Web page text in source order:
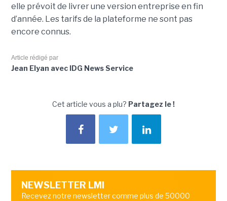
elle prévoit de livrer une version entreprise en fin
d’année. Les tarifs de la plateforme ne sont pas
encore connus.
Article rédigé par
Jean Elyan avec IDG News Service
Cet article vous a plu? Partagez le !
NEWSLETTER LMI
Recevez notre newsletter comme plus de 50000